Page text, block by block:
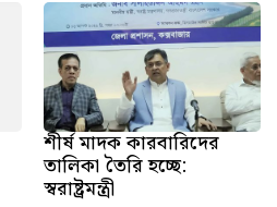
শীর্ষ মাদক কারবারিদের
তালিকা তৈরি হচ্ছে:
স্বরাষ্ট্রমন্ত্রী